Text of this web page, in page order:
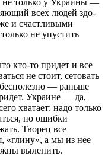
всех людей здо­­
и счаст­ливыми
не упустить
кто-то при­дет и все
не стоит, сетовать
бесполезно — раньше
Ук­ра­ине — да,
хватает: надо только
но ошибки
Творец все
«глину», а мы из нее
вылепить.